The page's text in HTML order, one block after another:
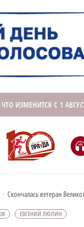
ЧТО ИЗМЕНИТСЯ С 1
• Скончалась ветеран
ЕВГЕНИЙ ЛЮЛИН